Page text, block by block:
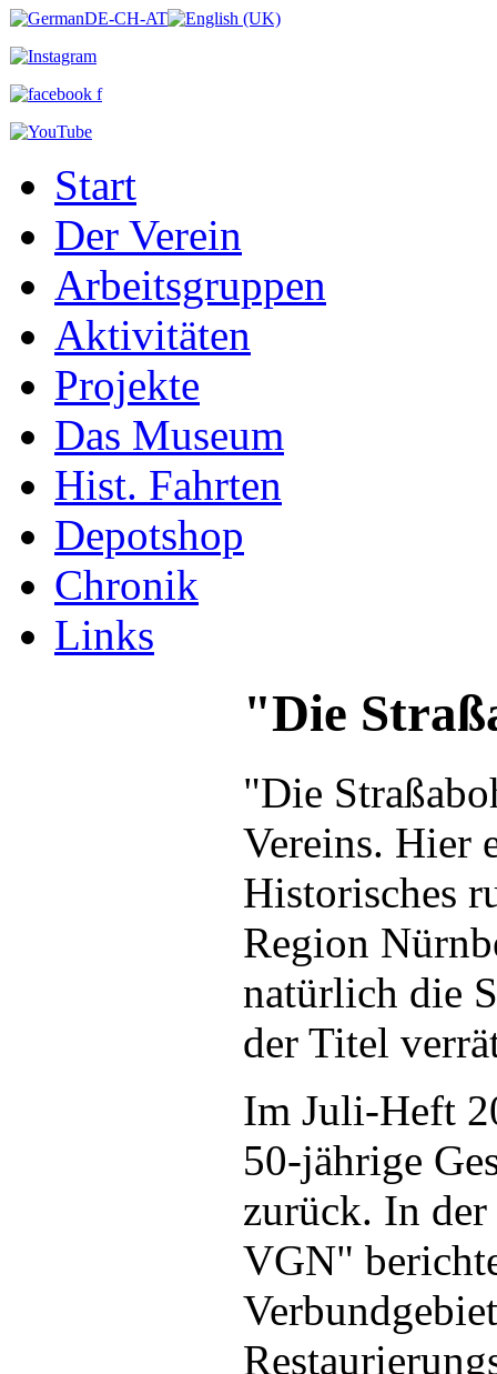
Start
Der Verein
Arbeitsgruppen
Aktivitäten
Projekte
Das Museum
Hist. Fahrten
Depotshop
Chronik
Links
"Die
"Die
Vereins. Hier
Historisches
Region
natürlich die
der Titel
Im Juli-Heft
50-jährige
zurück. In
VGN"